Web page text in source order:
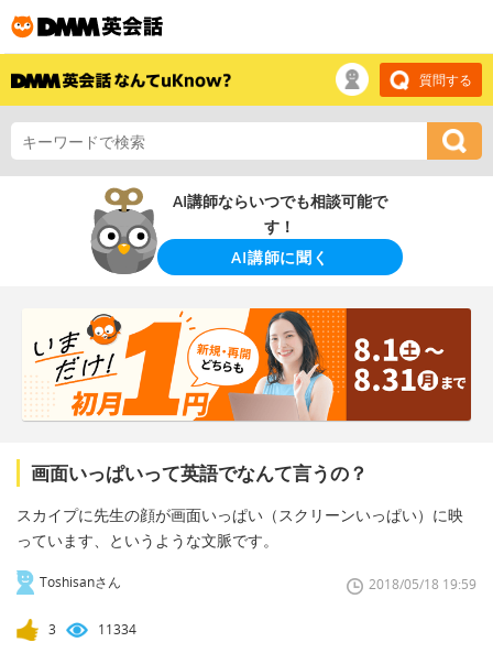
質問する
AI講師ならいつでも相談可能で
す！
AI講師に聞く
画面いっぱいって英語でなんて言うの？
スカイプに先生の顔が画面いっぱい（スクリーンいっぱい）に映
っています、というような文脈です。
Toshisanさん 2018/05/18 19:59
3 11334